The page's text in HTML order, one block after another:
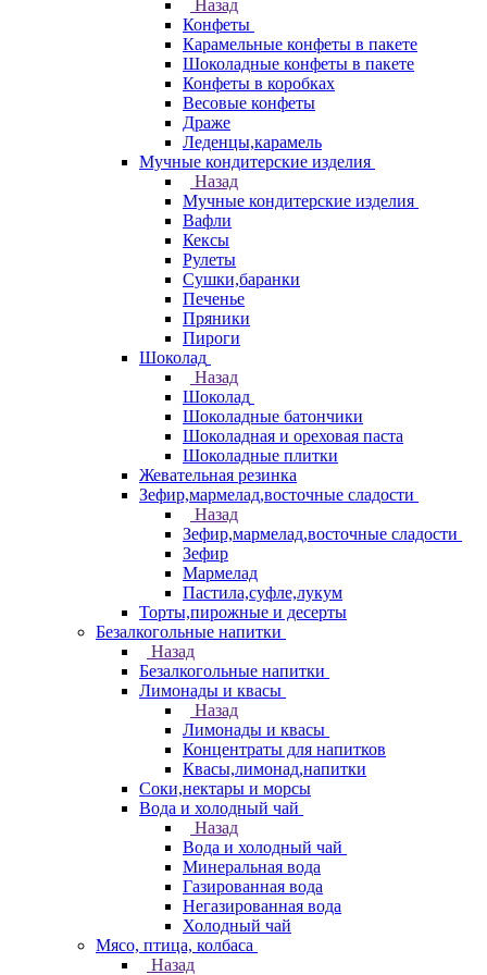
Назад
Конфеты
Карамельные конфеты в пакете
Шоколадные конфеты в пакете
Конфеты в коробках
Весовые конфеты
Драже
Леденцы,карамель
Мучные кондитерские изделия
Назад
Мучные кондитерские изделия
Вафли
Кексы
Рулеты
Сушки,баранки
Печенье
Пряники
Пироги
Шоколад
Назад
Шоколад
Шоколадные батончики
Шоколадная и ореховая паста
Шоколадные плитки
Жевательная резинка
Зефир,мармелад,восточные сладости
Назад
Зефир,мармелад,восточные сладости
Зефир
Мармелад
Пастила,суфле,лукум
Торты,пирожные и десерты
Безалкогольные напитки
Назад
Безалкогольные напитки
Лимонады и квасы
Назад
Лимонады и квасы
Концентраты для напитков
Квасы,лимонад,напитки
Соки,нектары и морсы
Вода и холодный чай
Назад
Вода и холодный чай
Минеральная вода
Газированная вода
Негазированная вода
Холодный чай
Мясо, птица, колбаса
Назад